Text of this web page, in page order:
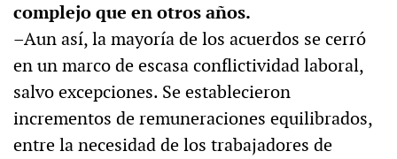
complejo que en otros años.
–Aun así, la mayoría de los acuerdos se cerró
en un marco de escasa conflictividad laboral,
salvo excepciones. Se establecieron
incrementos de remuneraciones equilibrados,
entre la necesidad de los trabajadores de